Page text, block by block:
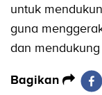
untuk
guna
dan
Bagikan